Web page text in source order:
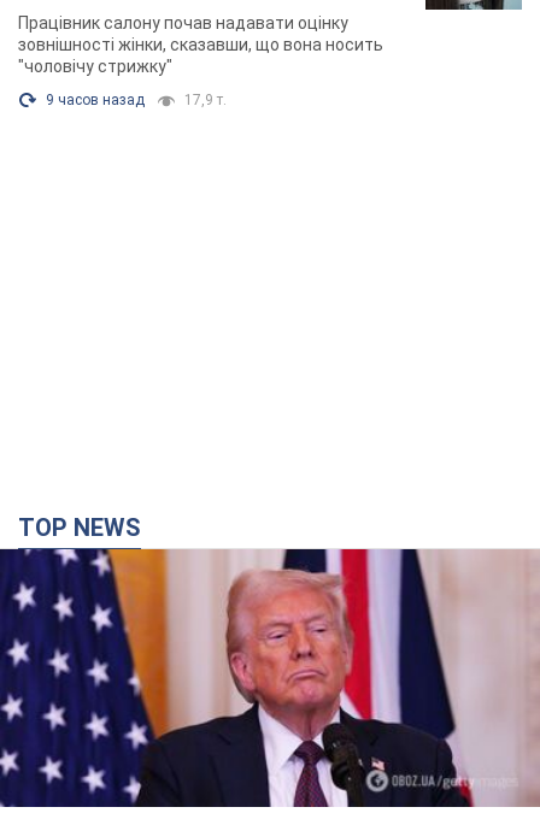
розгорівся скандал. Фото
Працівник салону почав надавати оцінку
зовнішності жінки, сказавши, що вона носить
"чоловічу стрижку"
9 часов назад 17,9 т.
TOP NEWS